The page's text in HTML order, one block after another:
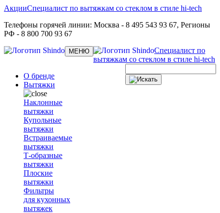
Акции
Телефоны горячей линии: Москва - 8 495 543 93 67, Регионы
РФ - 8 800 700 93 67
Специалист по вытяжкам со стеклом в стиле hi-tech
Toggle
navigation
МЕНЮ
Специалист по
вытяжкам со стеклом в стиле hi-tech
О бренде
Вытяжки
Наклонные
вытяжки
Купольные
вытяжки
Встраиваемые
вытяжки
Т-образные
вытяжки
Плоские
вытяжки
Фильтры
для кухонных
вытяжек